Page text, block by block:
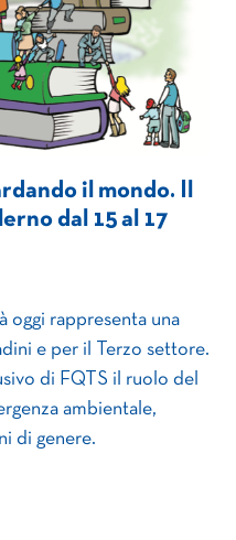
il mondo. Il
dal 15 al 17
rappresenta una
e per il Terzo settore.
di FQTS il ruolo del
ambientale,
di genere.